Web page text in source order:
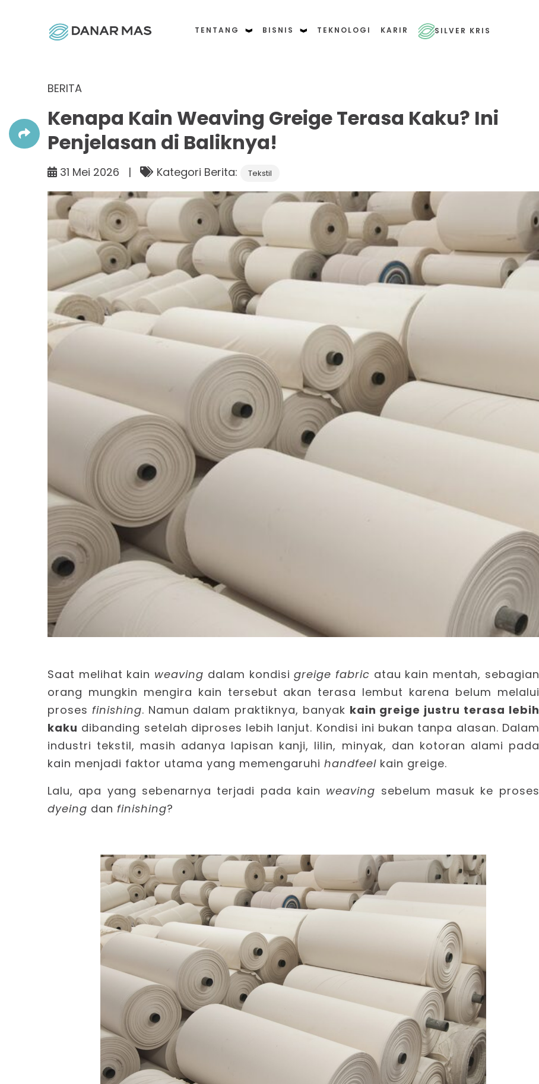
TENTANG BISNIS TEKNOLOGI KARIR SILVER KRIS
BERITA
Kenapa Kain Weaving Greige Terasa Kaku? Ini
Penjelasan di Baliknya!
31 Mei 2026 | Kategori Berita: Tekstil
Saat melihat kain weaving dalam kondisi greige fabric atau kain mentah, sebagian
orang mungkin mengira kain tersebut akan terasa lembut karena belum melalui
proses finishing. Namun dalam praktiknya, banyak kain greige justru terasa lebih
kaku dibanding setelah diproses lebih lanjut. Kondisi ini bukan tanpa alasan. Dalam
industri tekstil, masih adanya lapisan kanji, lilin, minyak, dan kotoran alami pada
kain menjadi faktor utama yang memengaruhi handfeel kain greige.
Lalu, apa yang sebenarnya terjadi pada kain weaving sebelum masuk ke proses
dyeing dan finishing?